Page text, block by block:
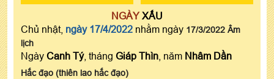
NGÀYXẤU
Chủ nhật, ngày 17/4/2022 nhằm ngày 17/3/2022 Âm
lịch
Ngày Canh Tý, tháng Giáp Thìn , năm Nhâm Dần
Hắc đạo (thiên lao hắc đạo)